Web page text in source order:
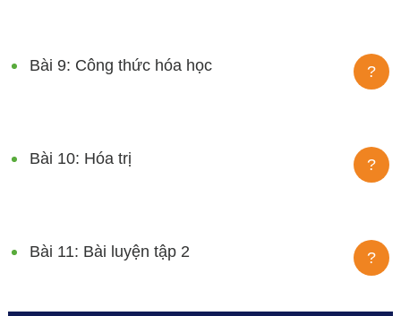
Bài 9: Công thức hóa học ?
Bài 10: Hóa trị ?
Bài 11: Bài luyện tập 2 ?